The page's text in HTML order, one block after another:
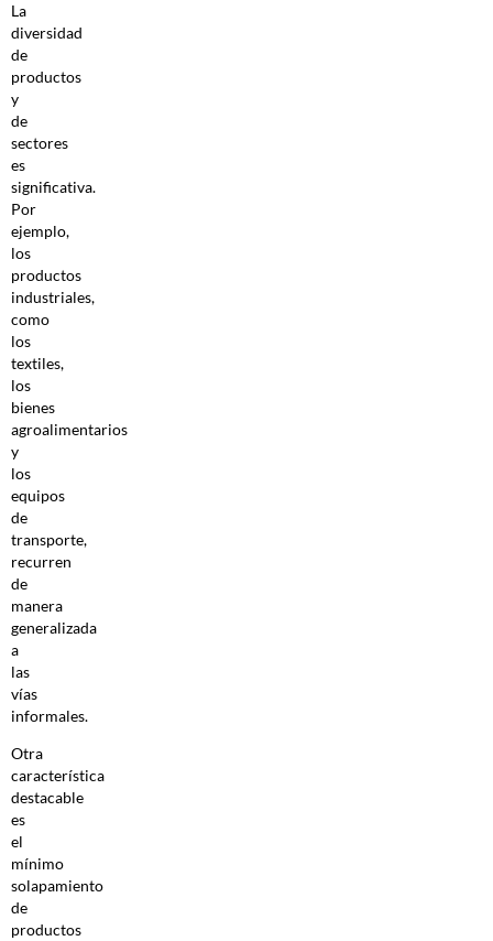
La
diversidad
de
productos
y
de
sectores
es
significativa.
Por
ejemplo,
los
productos
industriales,
como
los
textiles,
los
bienes
agroalimentarios
y
los
equipos
de
transporte,
recurren
de
manera
generalizada
a
las
vías
informales.
Otra
característica
destacable
es
el
mínimo
solapamiento
de
productos